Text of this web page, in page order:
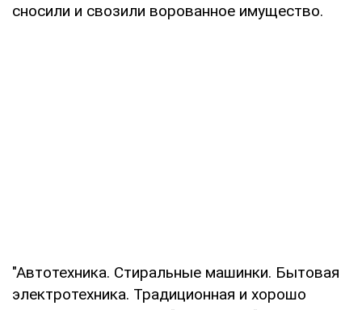
сносили и свозили ворованное имущество.
"Автотехника. Стиральные машинки. Бытовая
электротехника. Традиционная и хорошо